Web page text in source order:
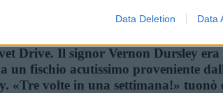
Data Deletion Data
che scoppiava un litigio durante la
Drive. Il signor Vernon Dursley era
un fischio acutissimo proveniente
«Tre volte in una settimana!»